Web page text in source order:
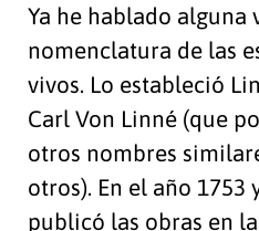
Ya he hablado alguna
nomenclatura de las
vivos. Lo estableció
Carl Von Linné (que
otros nombres
otros). En el año 1753
publicó las obras en